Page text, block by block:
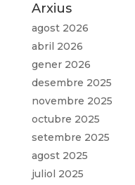
Arxius
agost 2026
abril 2026
gener 2026
desembre 2025
novembre 2025
octubre 2025
setembre 2025
agost 2025
juliol 2025